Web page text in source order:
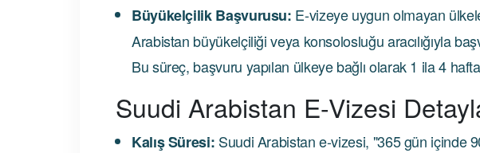
Büyükelçilik Başvurusu: E-vizeye uygun olmayan
Arabistan büyükelçiliği veya konsolosluğu aracılığıyla
Bu süreç, başvuru yapılan ülkeye bağlı olarak 1 ila 4
Suudi Arabistan E-Vizesi
Kalış Süresi: Suudi Arabistan e-vizesi, "365 gün içinde